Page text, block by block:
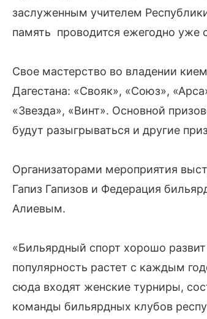
заслуженным учителем
память проводится ежегодно уже
Свое мастерство во владении
Дагестана: «Свояк», «Союз»,
«Звезда», «Винт». Основной
будут разыгрываться и другие
Организаторами мероприятия
Гапиз Гапизов и Федерация
Алиевым.
«Бильярдный спорт хорошо
популярность растет с каждым
сюда входят женские турниры,
команды бильярдных клубов